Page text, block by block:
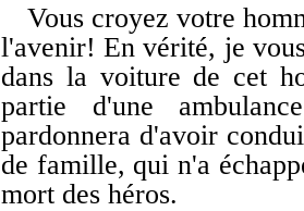
Vous croyez votre
l'avenir! En vérité, je
dans la voiture de cet
partie d'une
pardonnera d'avoir
de famille, qui n'a
mort des héros.